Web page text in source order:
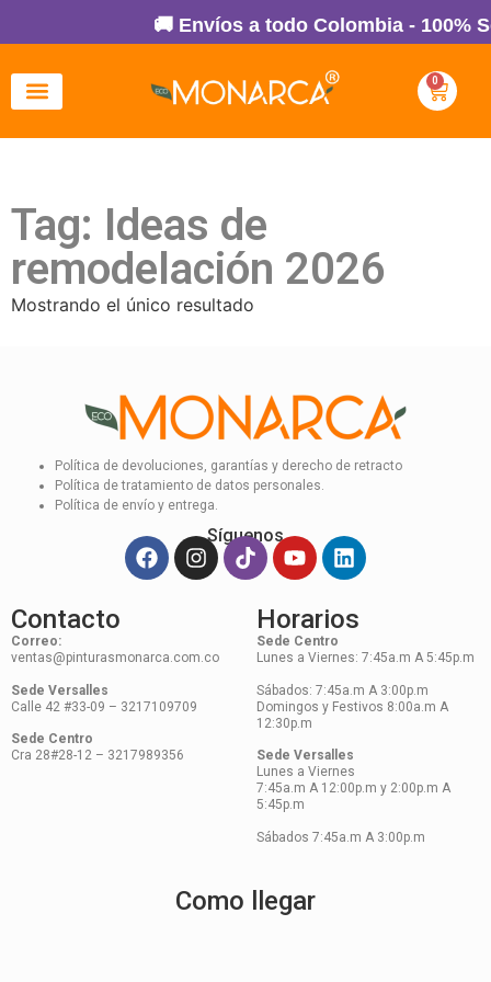
🚚 Envíos a todo Colombia - 100%
0
Tag: Ideas de
remodelación 2026
Mostrando el único resultado
Política de devoluciones, garantías y derecho de retracto
Política de tratamiento de datos personales.
Política de envío y entrega.
Síguenos
Contacto
Correo:
ventas@pinturasmonarca.com.co
Sede Versalles
Calle 42 #33-09 – 3217109709
Sede Centro
Cra 28#28-12 – 3217989356
Horarios
Sede Centro
Lunes a Viernes: 7:45a.m A 5:45p.m
Sábados: 7:45a.m A 3:00p.m
Domingos y Festivos 8:00a.m A
12:30p.m
Sede Versalles
Lunes a Viernes
7:45a.m A 12:00p.m y 2:00p.m A
5:45p.m
Sábados 7:45a.m A 3:00p.m
Como llegar